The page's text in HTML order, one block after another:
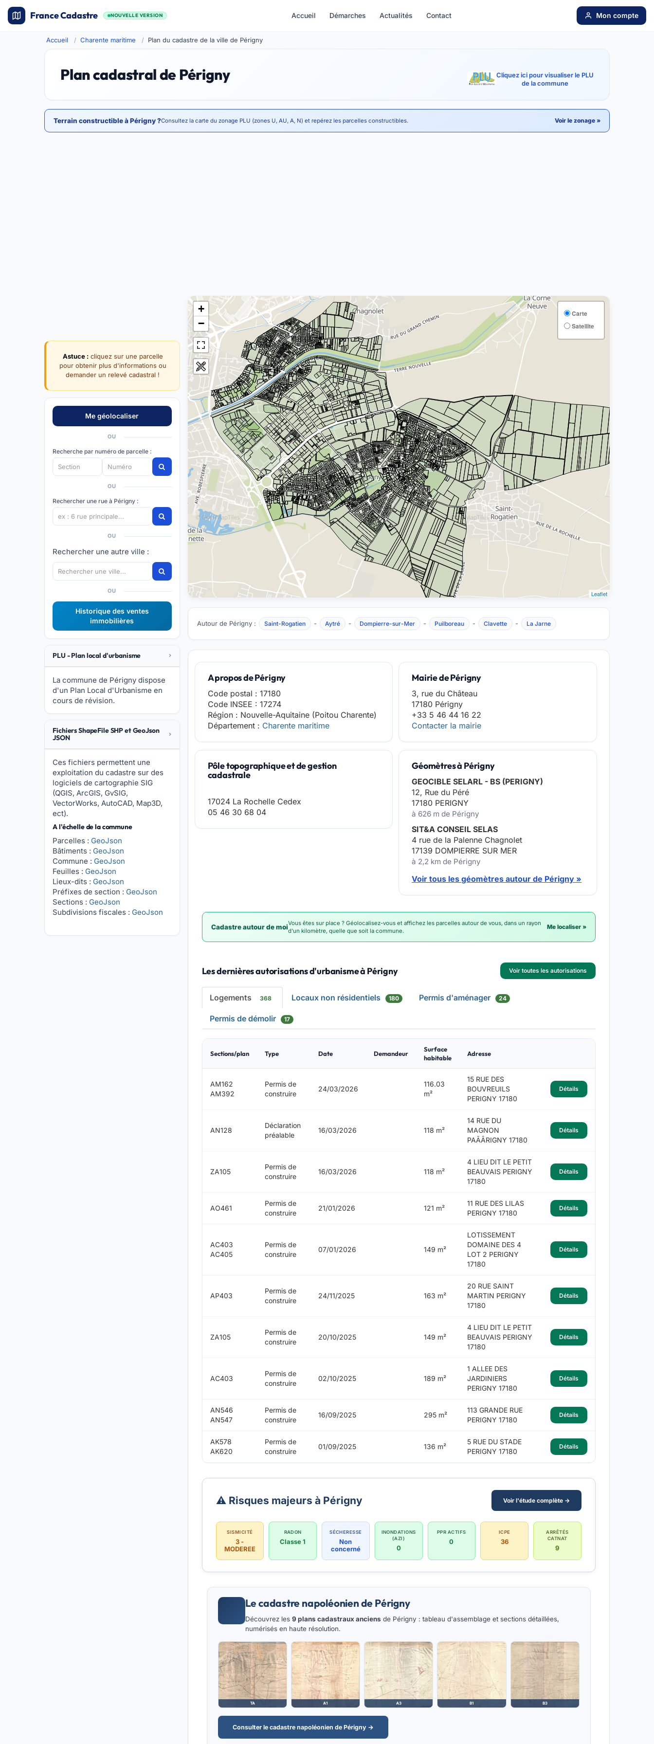
France Cadastre NOUVELLE VERSION Accueil Démarches Actualités Contact Mon compte
Accueil Charente maritime Plan du cadastre de la ville de Périgny
Plan cadastral de Périgny
Cliquez ici pour visualiser le PLU
de la commune
Terrain constructible à Périgny ?Consultez la carte du zonage PLU (zones U, AU, A, N) et repérez les parcelles constructibles. Voir le zonage »
Astuce :cliquez sur une parcelle
pour obtenir plus d'informations ou
demander un relevé cadastral !
OU
Recherche par numéro de parcelle :
OU
Rechercher une rue à Périgny :
OU
Rechercher une autre ville :
OU
Historique des ventes
immobilières
PLU - Plan local d'urbanisme
La commune de Périgny dispose
d'un Plan Local d'Urbanisme en
cours de révision.
Fichiers ShapeFile SHP et GeoJson
JSON
Ces fichiers permettent une
exploitation du cadastre sur des
logiciels de cartographie SIG
(QGIS, ArcGIS, GvSIG,
VectorWorks, AutoCAD, Map3D,
ect).
A l'échelle de la commune
Parcelles : GeoJson
Bâtiments : GeoJson
Commune : GeoJson
Feuilles : GeoJson
Lieux-dits : GeoJson
Préfixes de section : GeoJson
Sections : GeoJson
Subdivisions fiscales : GeoJson
+
−
Carte
Satellite
Leaflet
Autour de Périgny : Saint-Rogatien - Aytré - Dompierre-sur-Mer - Puilboreau - Clavette - La Jarne
A propos de Périgny
Code postal : 17180
Code INSEE : 17274
Région : Nouvelle-Aquitaine (Poitou Charente)
Département : Charente maritime
Mairie de Périgny
3, rue du Château
17180 Périgny
+33 5 46 44 16 22
Contacter la mairie
Pôle topographique et de gestion
cadastrale
17024 La Rochelle Cedex
05 46 30 68 04
Géomètres à Périgny
GEOCIBLE SELARL - BS (PERIGNY)
12, Rue du Péré
17180 PERIGNY
à 626 m de Périgny
SIT&A CONSEIL SELAS
4 rue de la Palenne Chagnolet
17139 DOMPIERRE SUR MER
à 2,2 km de Périgny
Voir tous les géomètres autour de Périgny »
Cadastre autour de moiVous êtes sur place ? Géolocalisez-vous et affichez les parcelles autour de vous, dans un rayon
d'un kilomètre, quelle que soit la commune.
Me localiser »
Les dernières autorisations d'urbanisme à Périgny Voir toutes les autorisations
Logements 368 Locaux non résidentiels 180 Permis d'aménager 24
Permis de démolir 17
Sections/plan Type Date Demandeur
Surface
habitable
Adresse
AM162
AM392
Permis de
construire
24/03/2026
116.03
m²
15 RUE DES
BOUVREUILS
PERIGNY 17180
Détails
AN128
Déclaration
préalable
16/03/2026 118 m²
14 RUE DU
MAGNON
PAÃÂRIGNY 17180
Détails
ZA105
Permis de
construire
16/03/2026 118 m²
4 LIEU DIT LE PETIT
BEAUVAIS PERIGNY
17180
Détails
AO461
Permis de
construire
21/01/2026 121 m²
11 RUE DES LILAS
PERIGNY 17180
Détails
AC403
AC405
Permis de
construire
07/01/2026 149 m²
LOTISSEMENT
DOMAINE DES 4
LOT 2 PERIGNY
17180
Détails
AP403
Permis de
construire
24/11/2025 163 m²
20 RUE SAINT
MARTIN PERIGNY
17180
Détails
ZA105
Permis de
construire
20/10/2025 149 m²
4 LIEU DIT LE PETIT
BEAUVAIS PERIGNY
17180
Détails
AC403
Permis de
construire
02/10/2025 189 m²
1 ALLEE DES
JARDINIERS
PERIGNY 17180
Détails
AN546
AN547
Permis de
construire
16/09/2025 295 m²
113 GRANDE RUE
PERIGNY 17180
Détails
AK578
AK620
Permis de
construire
01/09/2025 136 m²
5 RUE DU STADE
PERIGNY 17180
Détails
⚠️ Risques majeurs à Périgny Voir l'étude complète →
SISMICITÉ
3 -
MODEREE
RADON
Classe 1
SÉCHERESSE
Non
concerné
INONDATIONS
(AZI)
0
PPR ACTIFS
0
ICPE
36
ARRÊTÉS
CATNAT
9
Le cadastre napoléonien de Périgny
Découvrez les 9 plans cadastraux anciens de Périgny : tableau d'assemblage et sections détaillées,
numérisés en haute résolution.
TA A1 A3 B1 B3
Consulter le cadastre napoléonien de Périgny →